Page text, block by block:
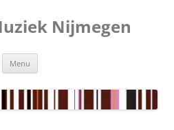
Nijmegen
Menu